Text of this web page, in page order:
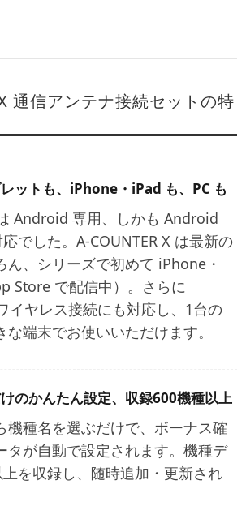
通信アンテナ接続セットの特
ットも、iPhone・iPad も、PC も
Android 専用、しかも Android
でした。A-COUNTER X は最新の
、シリーズで初めて iPhone・
Store で配信中）。さらに
イヤレス接続にも対応し、1台の
端末でお使いいただけます。
のかんたん設定、収録600機種以上
機種名を選ぶだけで、ボーナス確
タが自動で設定されます。機種デ
を収録し、随時追加・更新され